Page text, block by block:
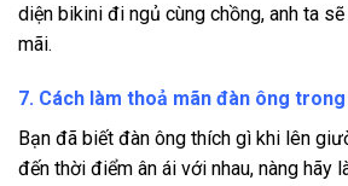
diện bikini đi ngủ cùng chồng, anh ta
mãi.
7. Cách làm thoả mãn đàn ông trong
Bạn đã biết đàn ông thích gì khi lên
đến thời điểm ân ái với nhau, nàng hãy